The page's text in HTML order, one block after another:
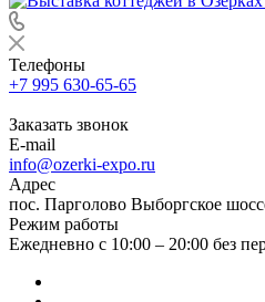
Телефоны
+7 995 630-65-65
Заказать звонок
E-mail
info@ozerki-expo.ru
Адрес
пос. Парголово Выборгское
Режим работы
Ежедневно с 10:00 – 20:00 без